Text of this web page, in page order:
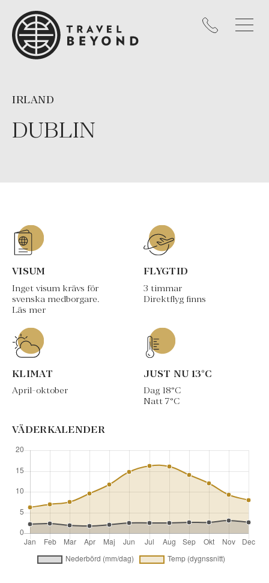
DUBLIN
IRLAND
VISUM
Inget visum krävs för
svenska medborgare.
Läs mer
FLYGTID
3 timmar
Direktflyg finns
KLIMAT
April-oktober
JUST NU 13°C
Dag 18°C
Natt 7°C
VÄDERKALENDER